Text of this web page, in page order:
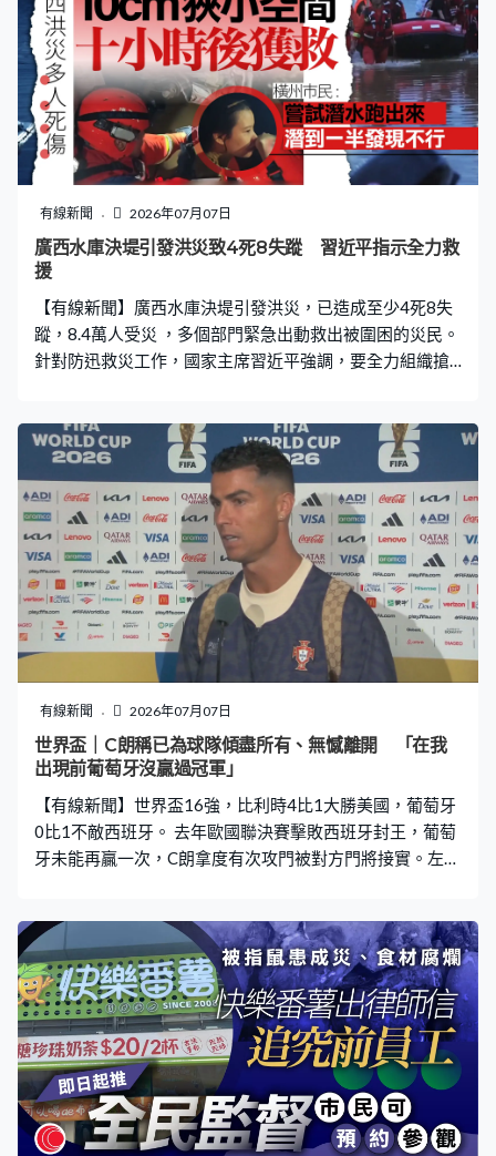
有線新聞 2026年07月07日
廣西水庫決堤引發洪災致4死8失蹤 習近平指示全力救
援
【有線新聞】廣西水庫決堤引發洪災，已造成至少4死8失
蹤，8.4萬人受災 ，多個部門緊急出動救出被圍困的災民。
針對防迅救災工作，國家主席習近平強調，要全力組織搶
重的六藍水庫一帶，由於水勢來得急，很多人來不及疏
散，消防入夜後繼續用橡皮艇救出被困居民，有村民腳部
受傷，截至晚上10時半，當地共轉移710人。而在災情嚴
重的雲表鎮，有一家三口被洪水圍困，在剩下10厘米空間
供他們呼吸的狹小地方，等待10小時後獲救。橫州市民：
「我們已經想嘗試潛一下水自己跑出來，潛到一半發現不
行。」 橫州市洪水現時逐漸消退，水位下降，當地工作人
員指，這次決堤的六藍水庫，屬於中型水庫，蓄水量約有
9300萬立方米，主壩長度超過500米，目前發現了兩個決
口，其中一個有幾十米。 財政部和應急管理部緊急預撥1.6
億元中央自然災害救災資金，支持廣西、湖南、遼寧等6省
區開展洪澇、地質災害搶險救災工作，國家發改委亦撥款
一億元支援救災。中央氣象台早上繼續發出暴雨橙色預警
雨，雨量可達到250
有線新聞 2026年07月07日
世界盃｜C朗稱已為球隊傾盡所有、無憾離開 「在我
出現前葡萄牙沒贏過冠軍」
【有線新聞】世界盃16強，比利時4比1大勝美國，葡萄牙
0比1不敵西班牙。 去年歐國聯決賽擊敗西班牙封王，葡萄
牙未能再贏一次，C朗拿度有次攻門被對方門將接實。左閘
一次出戰世界盃，41歲的C朗完成決賽周最後一戰，他說
已為球隊傾盡所有。葡萄牙隊長C朗拿度：「我為葡萄牙贏
得三座錦標，在C朗出現前，葡萄牙從未贏過任何冠軍，所
以我很高興。對我來說，國家隊生涯最大成就是2016年的
歐國盃冠軍，它的分量與世界盃不相伯仲。我想再說一
次，我能毫無遺憾地離開，我已傾盡所有。」